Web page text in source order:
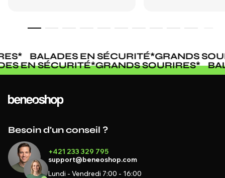
* BALADES EN SÉCURITÉ*GRANDS
EN SÉCURITÉ*GRANDS SOURIRES*
Besoin d'un conseil ?
+421 233 329 795
support@beneoshop.com
Lundi - Vendredi 7:00 - 16:00